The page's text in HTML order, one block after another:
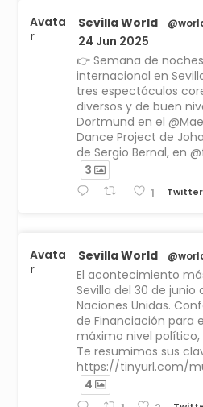
Avata
r
Sevilla World
24 Jun 2025
👉 Semana de
internacional en
tres espectáculos
diversos y de buen
Dortmund en el
Dance Project de
de Sergio Bernal, en
3
1 Twitter
Avata
r
Sevilla World
El acontecimiento
Sevilla del 30 de junio
Naciones Unidas.
de Financiación para
máximo nivel
Te resumimos sus
https://tinyurl.com/
4